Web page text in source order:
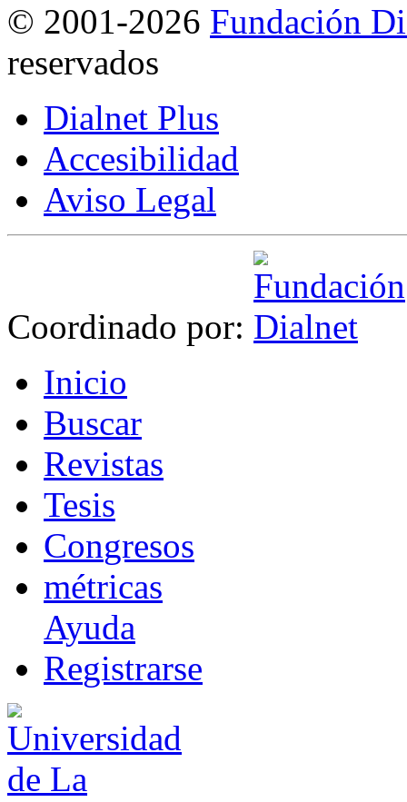
© 2001-2026 Fundación
reservados
Dialnet Plus
Accesibilidad
Aviso Legal
Coordinado por:
Inicio
Buscar
Revistas
Tesis
Congresos
métricas
Ayuda
Registrarse